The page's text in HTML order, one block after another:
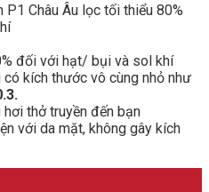
Châu Âu lọc tối thiểu 80%
đối với hạt/ bụi và sol khí
kích thước vô cùng nhỏ như
thở truyền đến bạn
với da mặt, không gây kích